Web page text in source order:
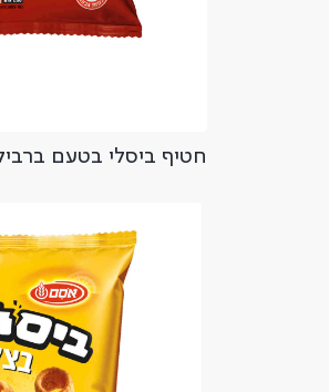
חטיף ביסלי בטעם